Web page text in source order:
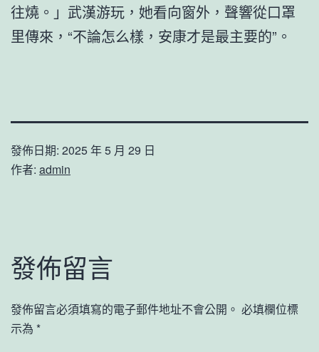
往燒。」武漢游玩，她看向窗外，聲響從口罩
里傳來，“不論怎么樣，安康才是最主要的”。
發佈日期: 2025 年 5 月 29 日
作者: admin
發佈留言
發佈留言必須填寫的電子郵件地址不會公開。 必填欄位標
示為 *